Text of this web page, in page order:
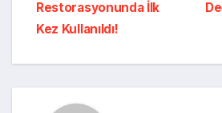
Restorasyonunda İlk
Kez Kullanıldı!